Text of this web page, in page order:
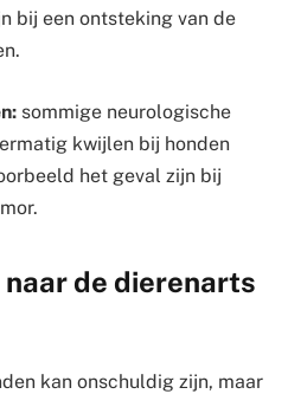
bij een ontsteking van de
sommige neurologische
kwijlen bij honden
het geval zijn bij
de dierenarts
kan onschuldig zijn, maar